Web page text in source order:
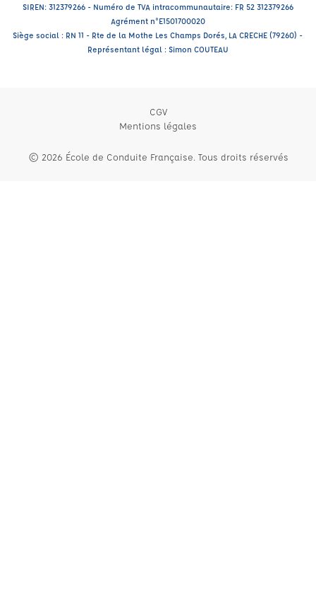
SIREN: 312379266 - Numéro de TVA intracommunautaire: FR 52 312379266
Agrément n°E1501700020
Siège social : RN 11 - Rte de la Mothe Les Champs Dorés, LA CRECHE (79260) -
Représentant légal : Simon COUTEAU
CGV
Mentions légales
© 2026 École de Conduite Française. Tous droits réservés